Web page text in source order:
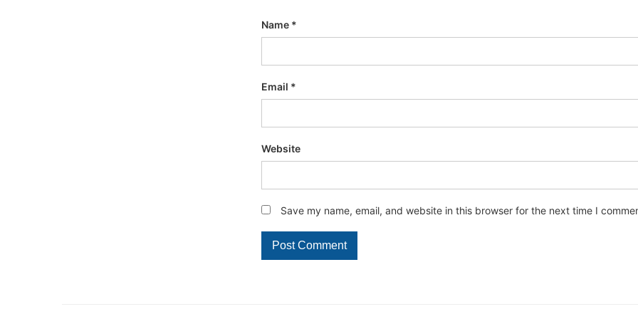
Name *
Email *
Website
Save my name, email, and website in this browser for the next time I